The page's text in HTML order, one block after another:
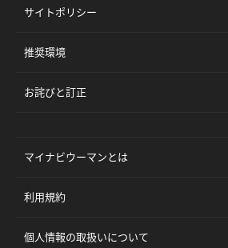
サイトポリシー
推奨環境
お詫びと訂正
マイナビウーマンとは
利用規約
個人情報の取扱いについて